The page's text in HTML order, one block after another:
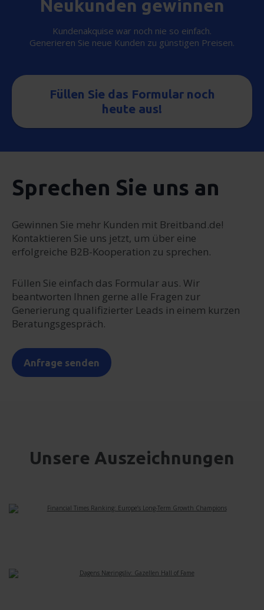
Neukunden gewinnen
Kundenakquise war noch nie so einfach.
Generieren Sie neue Kunden zu günstigen Preisen.
Füllen Sie das Formular noch
heute aus!
Sprechen Sie uns an
Gewinnen Sie mehr Kunden mit Breitband.de!
Kontaktieren Sie uns jetzt, um über eine
erfolgreiche B2B-Kooperation zu sprechen.
Füllen Sie einfach das Formular aus. Wir
beantworten Ihnen gerne alle Fragen zur
Generierung qualifizierter Leads in einem kurzen
Beratungsgespräch.
Anfrage senden
Unsere Auszeichnungen